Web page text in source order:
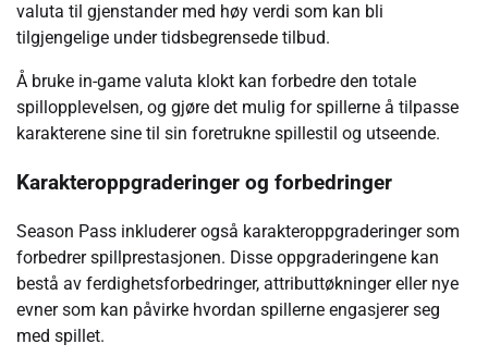
valuta til gjenstander med høy verdi som kan bli
tilgjengelige under tidsbegrensede tilbud.
Å bruke in-game valuta klokt kan forbedre den totale
spillopplevelsen, og gjøre det mulig for spillerne å tilpasse
karakterene sine til sin foretrukne spillestil og utseende.
Karakteroppgraderinger og forbedringer
Season Pass inkluderer også karakteroppgraderinger som
forbedrer spillprestasjonen. Disse oppgraderingene kan
bestå av ferdighetsforbedringer, attributtøkninger eller nye
evner som kan påvirke hvordan spillerne engasjerer seg
med spillet.